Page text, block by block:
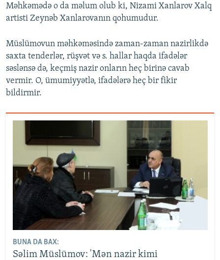
Məhkəmədə o da məlum olub ki, Nizami Xanlarov Xalq
artisti Zeynəb Xanlarovanın qohumudur.
Müslümovun məhkəməsində zaman-zaman nazirlikdə
saxta tenderlər, rüşvət və s. hallar haqda ifadələr
səslənsə də, keçmiş nazir onların heç birinə cavab
vermir. O, ümumiyyətlə, ifadələrə heç bir fikir
bildirmir.
BUNA DA BAX:
Səlim Müslümov: 'Mən nazir kimi